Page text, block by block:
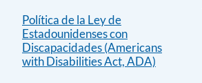
Política de la Ley de
Estadounidenses con
Discapacidades (Americans
with Disabilities Act, ADA)